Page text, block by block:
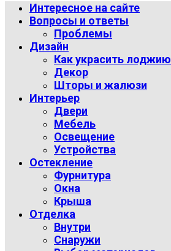
Интересное на сайте
Вопросы и ответы
Проблемы
Дизайн
Как украсить лоджию
Декор
Шторы и жалюзи
Интерьер
Двери
Мебель
Освещение
Устройства
Остекление
Фурнитура
Окна
Крыша
Отделка
Внутри
Снаружи